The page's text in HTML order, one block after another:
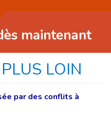
maintenant
PLUS LOIN